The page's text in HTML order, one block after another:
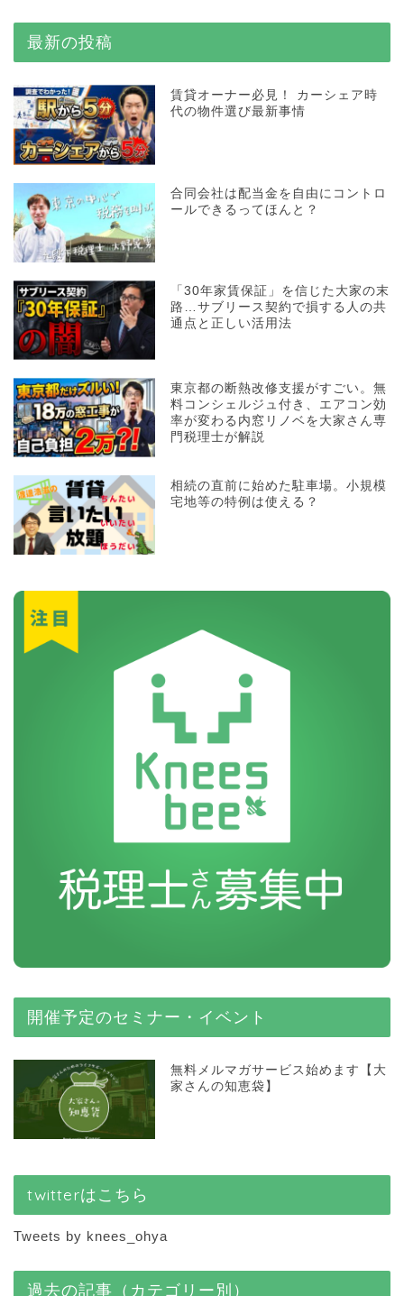
最新の投稿
賃貸オーナー必見！ カーシェア時
代の物件選び最新事情
合同会社は配当金を自由にコントロ
ールできるってほんと？
「30年家賃保証」を信じた大家の末
路…サブリース契約で損する人の共
通点と正しい活用法
東京都の断熱改修支援がすごい。無
料コンシェルジュ付き、エアコン効
率が変わる内窓リノベを大家さん専
門税理士が解説
相続の直前に始めた駐車場。小規模
宅地等の特例は使える？
開催予定のセミナー・イベント
無料メルマガサービス始めます【大
家さんの知恵袋】
twitterはこちら
Tweets by knees_ohya
過去の記事（カテゴリー別）